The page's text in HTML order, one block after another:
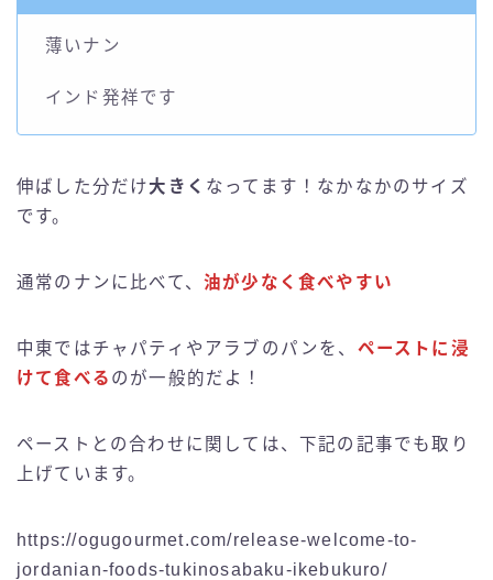
薄いナン
インド発祥です
伸ばした分だけ大きく なってます！なかなかのサイズ
です。
通常のナンに比べて、 油が少なく食べやすい
中東ではチャパティやアラブのパンを、 ペーストに浸
けて食べる のが一般的だよ！
ペーストとの合わせに関しては、下記の記事でも取り
上げています。
https://ogugourmet.com/release-welcome-to-
jordanian-foods-tukinosabaku-ikebukuro/